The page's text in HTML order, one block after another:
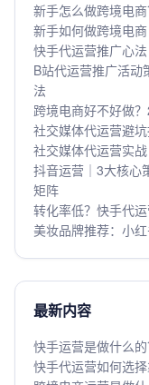
新手怎么做跨境电
新手如何做跨境电
快手代运营推广心
B站代运营推广活动
法
跨境电商好不好做
社交媒体代运营避
社交媒体代运营实
抖音运营｜3大核心
矩阵
转化率低？快手代
美妆品牌推荐：小
最新内容
快手运营是做什么
快手代运营如何选